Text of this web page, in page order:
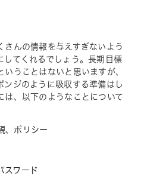
さんの情報を与えすぎないよう
してくれるでしょう。長期目標
うことはないと思いますが、
ンジのように吸収する準備はし
は、以下のようなことについて
、ポリシー
スワード